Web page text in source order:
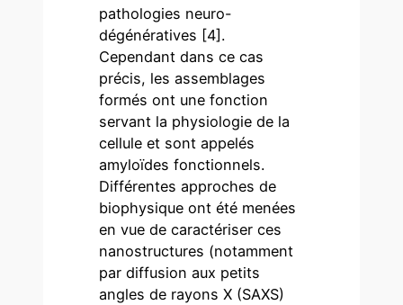
pathologies neuro-
dégénératives [4].
Cependant dans ce cas
précis, les assemblages
formés ont une fonction
servant la physiologie de la
cellule et sont appelés
amyloïdes fonctionnels.
Différentes approches de
biophysique ont été menées
en vue de caractériser ces
nanostructures (notamment
par diffusion aux petits
angles de rayons X (SAXS)